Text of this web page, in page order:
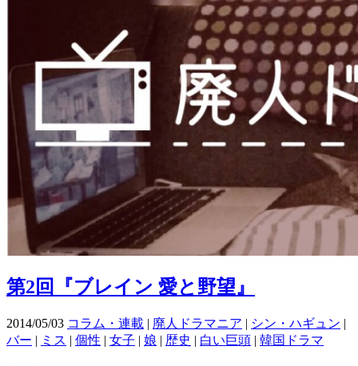
第2回『ブレイン 愛と野望』
2014/05/03 コラム・連載 | 廃人ドラマニア | シン・ハギュン |
バー | ミス | 個性 | 女子 | 娘 | 歴史 | 白い巨頭 | 韓国ドラマ